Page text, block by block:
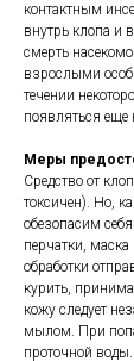
контактным
внутрь клопа и
смерть
взрослыми
течении
появляться еще
Меры
Средство от
токсичен). Но,
обезопасим
перчатки,
обработки
курить,
кожу следует
мылом. При
проточной воды.